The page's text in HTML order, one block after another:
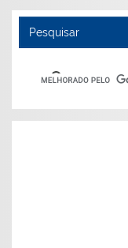
Pesquisar